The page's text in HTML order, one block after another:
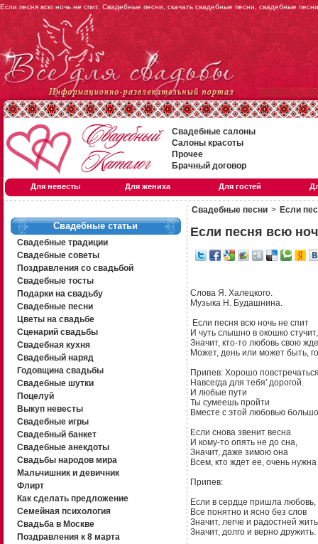
Если песня всю ночь не спит. Свадебные песни, скачать свадебные песни, свадебные
Свадебные салоны
Салоны красоты
Прочее
Брачный договор
Для невесты Для жениха Для гостей
Свадебные статьи
Свадебные традиции
Свадебные советы
Поздравления со свадьбой
Свадебные тосты
Подарки на свадьбу
Свадебные песни
Цветы на свадьбе
Сценарий свадьбы
Свадебная кухня
Свадебный наряд
Годовщина свадьбы
Свадебные шутки
Поцелуй
Выкуп невесты
Свадебные игры
Свадебный банкет
Свадебные анекдоты
Свадьбы народов мира
Мальчишник и девичник
Флирт
Как сделать предложение
Семейная психология
Свадьба в Москве
Поздравления к 8 марта
Свадебные песни > Если
Если песня всю
Слова Я. Халецкого.
Музыка Н. Будашнина.
Если песня всю ночь не спит
И чуть слышно в окошко стучит,
Значит, кто-то любовь свою
Может, день или может быть,
Припев: Хорошо
Навсегда для тебя' дорогой.
И любые пути
Ты сумеешь пройти
Вместе с этой любовью
Если снова звенит весна
И кому-то опять не до сна,
Значит, даже зимою она
Всем, кто ждет ее, очень нужна
Припев:
Если в сердце пришла любовь,
Все понятно и ясно без слов
Значит, легче и радостней
Значит, долго и верно дружить.